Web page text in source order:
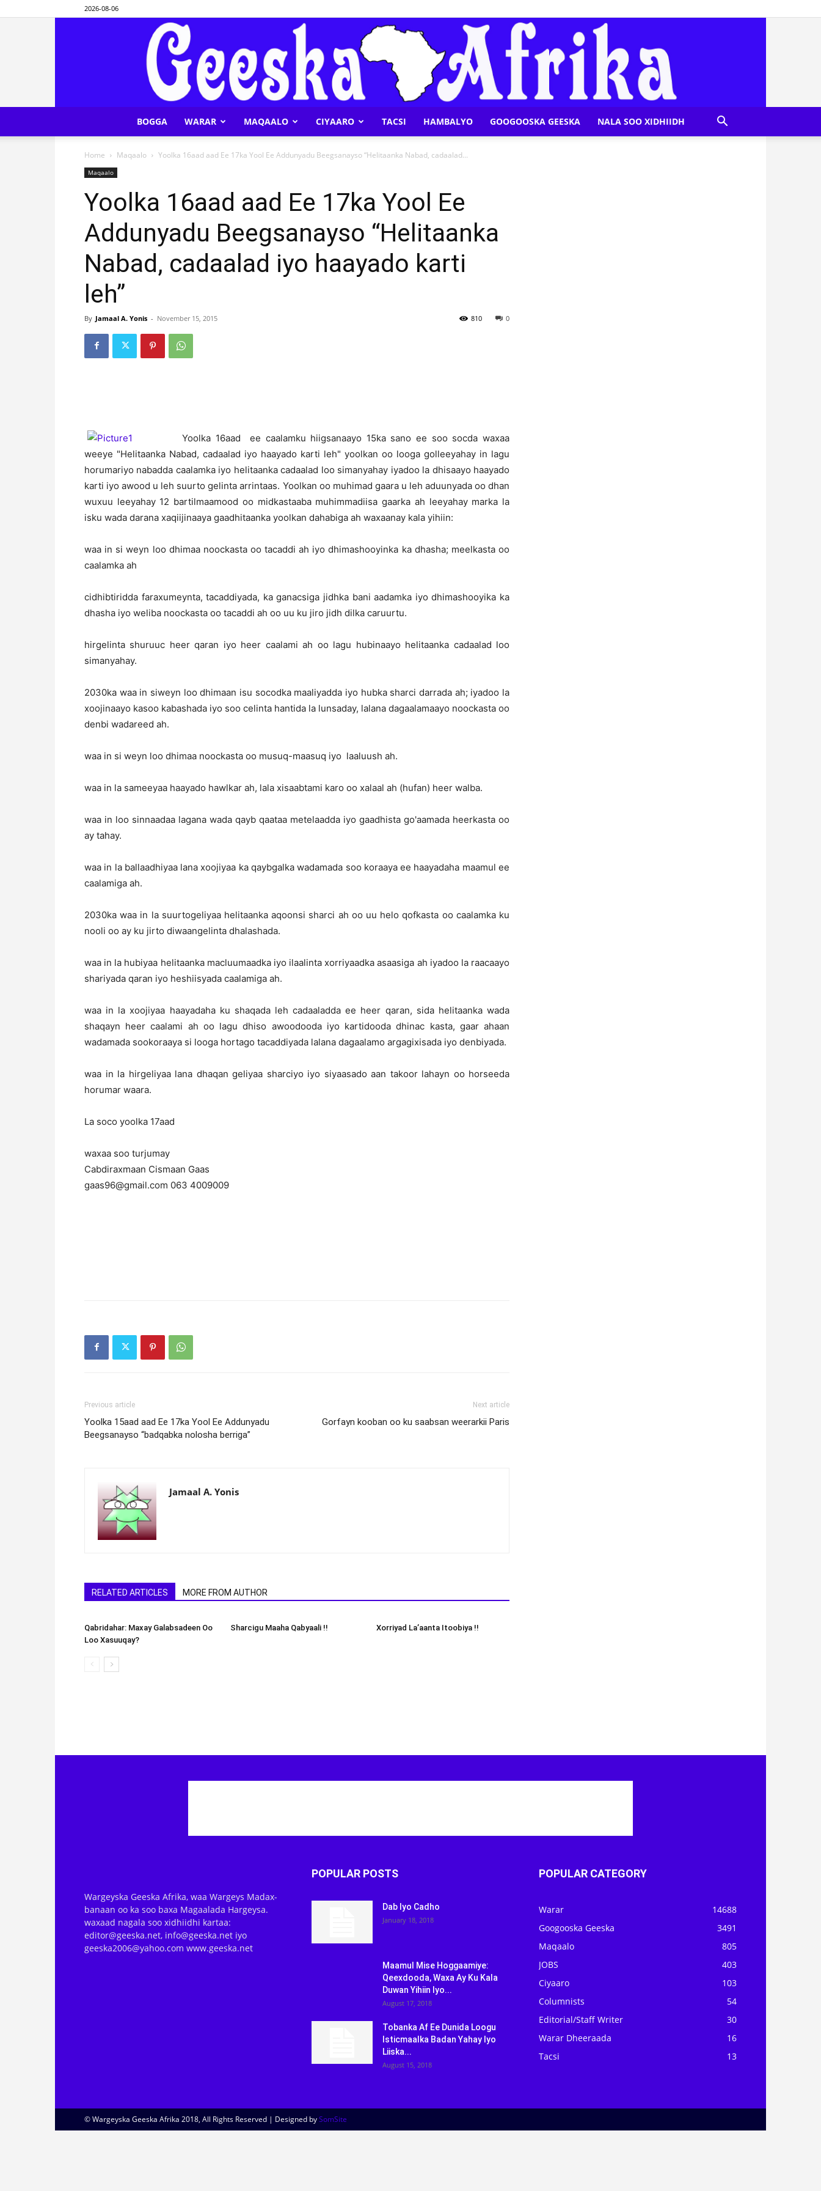
2026-08-06
Afrika
BOGGA WARAR MAQAALO CIYAARO TACSI HAMBALYO GOOGOOSKA GEESKA NALA SOO XIDHIIDH
Home Maqaalo Yoolka 16aad aad Ee 17ka Yool Ee Addunyadu Beegsanayso “Helitaanka Nabad, cadaalad...
Maqaalo
Yoolka 16aad aad Ee 17ka Yool Ee
Addunyadu Beegsanayso “Helitaanka
Nabad, cadaalad iyo haayado karti
leh”
By Jamaal A. Yonis - November 15, 2015 0
810
Yoolka 16aad ee caalamku hiigsanaayo 15ka sano ee soo socda waxaa
weeye "Helitaanka Nabad, cadaalad iyo haayado karti leh" yoolkan oo looga golleeyahay in lagu
horumariyo nabadda caalamka iyo helitaanka cadaalad loo simanyahay iyadoo la dhisaayo haayado
karti iyo awood u leh suurto gelinta arrintaas. Yoolkan oo muhimad gaara u leh aduunyada oo dhan
wuxuu leeyahay 12 bartilmaamood oo midkastaaba muhimmadiisa gaarka ah leeyahay marka la
isku wada darana xaqiijinaaya gaadhitaanka yoolkan dahabiga ah waxaanay kala yihiin:
waa in si weyn loo dhimaa noockasta oo tacaddi ah iyo dhimashooyinka ka dhasha; meelkasta oo
caalamka ah
cidhibtiridda faraxumeynta, tacaddiyada, ka ganacsiga jidhka bani aadamka iyo dhimashooyika ka
dhasha iyo weliba noockasta oo tacaddi ah oo uu ku jiro jidh dilka caruurtu.
hirgelinta shuruuc heer qaran iyo heer caalami ah oo lagu hubinaayo helitaanka cadaalad loo
simanyahay.
2030ka waa in siweyn loo dhimaan isu socodka maaliyadda iyo hubka sharci darrada ah; iyadoo la
xoojinaayo kasoo kabashada iyo soo celinta hantida la lunsaday, lalana dagaalamaayo noockasta oo
denbi wadareed ah.
waa in si weyn loo dhimaa noockasta oo musuq-maasuq iyo laaluush ah.
waa in la sameeyaa haayado hawlkar ah, lala xisaabtami karo oo xalaal ah (hufan) heer walba.
waa in loo sinnaadaa lagana wada qayb qaataa metelaadda iyo gaadhista go'aamada heerkasta oo
ay tahay.
waa in la ballaadhiyaa lana xoojiyaa ka qaybgalka wadamada soo koraaya ee haayadaha maamul ee
caalamiga ah.
2030ka waa in la suurtogeliyaa helitaanka aqoonsi sharci ah oo uu helo qofkasta oo caalamka ku
nooli oo ay ku jirto diwaangelinta dhalashada.
waa in la hubiyaa helitaanka macluumaadka iyo ilaalinta xorriyaadka asaasiga ah iyadoo la raacaayo
shariyada qaran iyo heshiisyada caalamiga ah.
waa in la xoojiyaa haayadaha ku shaqada leh cadaaladda ee heer qaran, sida helitaanka wada
shaqayn heer caalami ah oo lagu dhiso awoodooda iyo kartidooda dhinac kasta, gaar ahaan
wadamada sookoraaya si looga hortago tacaddiyada lalana dagaalamo argagixisada iyo denbiyada.
waa in la hirgeliyaa lana dhaqan geliyaa sharciyo iyo siyaasado aan takoor lahayn oo horseeda
horumar waara.
La soco yoolka 17aad
waxaa soo turjumay
Cabdiraxmaan Cismaan Gaas
gaas96@gmail.com 063 4009009
Previous article
Yoolka 15aad aad Ee 17ka Yool Ee Addunyadu
Beegsanayso “badqabka nolosha berriga”
Next article
Gorfayn kooban oo ku saabsan weerarkii Paris
Jamaal A. Yonis
RELATED ARTICLES MORE FROM AUTHOR
Qabridahar: Maxay Galabsadeen Oo
Loo Xasuuqay?
Sharcigu Maaha Qabyaali !! Xorriyad La’aanta Itoobiya !!
Wargeyska Geeska Afrika, waa Wargeys Madax-
banaan oo ka soo baxa Magaalada Hargeysa.
waxaad nagala soo xidhiidhi kartaa:
editor@geeska.net, info@geeska.net iyo
geeska2006@yahoo.com www.geeska.net
POPULAR POSTS
Dab Iyo Cadho
January 18, 2018
Maamul Mise Hoggaamiye:
Qeexdooda, Waxa Ay Ku Kala
Duwan Yihiin Iyo...
August 17, 2018
Tobanka Af Ee Dunida Loogu
Isticmaalka Badan Yahay Iyo
Liiska...
August 15, 2018
POPULAR CATEGORY
Warar
14688
Googooska Geeska
3491
Maqaalo
805
JOBS
403
Ciyaaro
103
Columnists
54
Editorial/Staff Writer
30
Warar Dheeraada
16
Tacsi
13
© Wargeyska Geeska Afrika 2018, All Rights Reserved | Designed bySomSite